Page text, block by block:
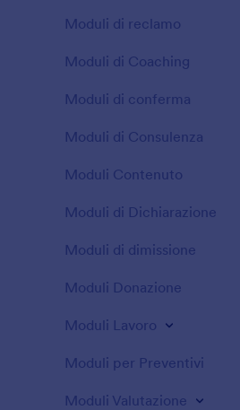
Moduli di reclamo
Moduli di Coaching
Moduli di conferma
Moduli di Consulenza
Moduli Contenuto
Moduli di Dichiarazione
Moduli di dimissione
Moduli Donazione
Moduli Lavoro
Moduli per Preventivi
Moduli Valutazione